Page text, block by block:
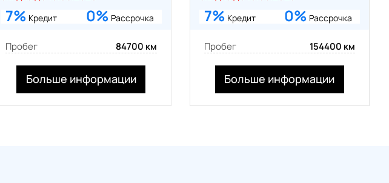
7% Кредит 0% Рассрочка
Пробег 84700 км
Больше информации
7% Кредит 0% Рассрочка
Пробег 154400 км
Больше информации